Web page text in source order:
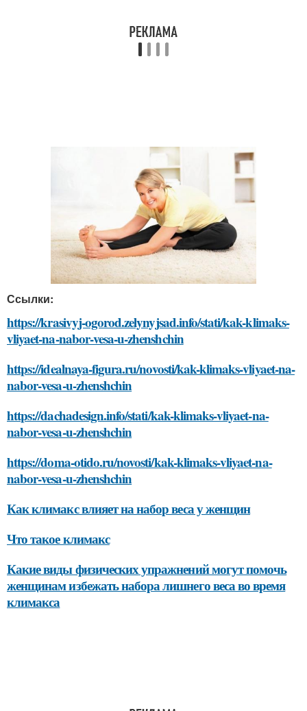
Ссылки:
https://krasivyj-ogorod.zelynyjsad.info/stati/kak-klimaks-
vliyaet-na-nabor-vesa-u-zhenshchin
https://idealnaya-figura.ru/novosti/kak-klimaks-vliyaet-na-
nabor-vesa-u-zhenshchin
https://dachadesign.info/stati/kak-klimaks-vliyaet-na-
nabor-vesa-u-zhenshchin
https://doma-otido.ru/novosti/kak-klimaks-vliyaet-na-
nabor-vesa-u-zhenshchin
Как климакс влияет на набор веса у женщин
Что такое климакс
Какие виды физических упражнений могут помочь
женщинам избежать набора лишнего веса во время
климакса